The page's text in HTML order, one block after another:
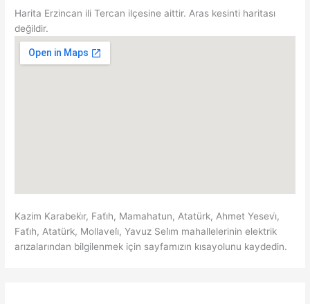
Harita Erzincan ili Tercan ilçesine aittir. Aras kesinti haritası
değildir.
Kazim Karabeki̇r, Fati̇h, Mamahatun, Atatürk, Ahmet Yesevi̇,
Fati̇h, Atatürk, Mollaveli̇, Yavuz Seli̇m mahallelerinin elektrik
arızalarından bilgilenmek için sayfamızın kısayolunu kaydedin.